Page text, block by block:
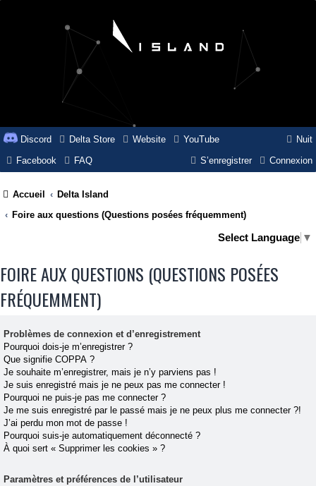
Nuit
Discord Delta Store Website
YouTube
Facebook
FAQ Connexion
S’enregistrer
Accueil
Delta Island
Foire aux questions (Questions posées fréquemment)
Select Language ▼
FOIRE AUX QUESTIONS (QUESTIONS POSÉES
FRÉQUEMMENT)
Problèmes de connexion et d’enregistrement
Pourquoi dois-je m’enregistrer ?
Que signifie COPPA ?
Je souhaite m’enregistrer, mais je n’y parviens pas !
Je suis enregistré mais je ne peux pas me connecter !
Pourquoi ne puis-je pas me connecter ?
Je me suis enregistré par le passé mais je ne peux plus me connecter ?!
J’ai perdu mon mot de passe !
Pourquoi suis-je automatiquement déconnecté ?
À quoi sert « Supprimer les cookies » ?
Paramètres et préférences de l’utilisateur